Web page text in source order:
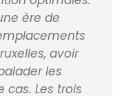
ne ère de
avoir
les
cas. Les trois